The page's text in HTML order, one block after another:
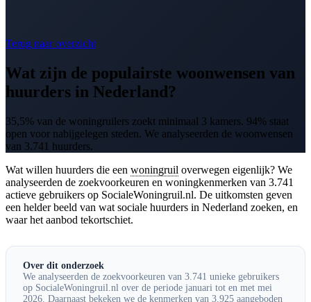
Terug naar overzicht
Wat zijn de populairste woonwensen van
huurders in Nederland?
35,5% van de woningruilers zoekt minimaal 3 kamers. 94% staat
open voor nabijgelegen steden. We analyseerden de woonwensen
van 3.741 huurders.
Wat willen huurders die een woningruil overwegen eigenlijk? We
analyseerden de zoekvoorkeuren en woningkenmerken van 3.741
actieve gebruikers op SocialeWoningruil.nl. De uitkomsten geven
een helder beeld van wat sociale huurders in Nederland zoeken, en
waar het aanbod tekortschiet.
Over dit onderzoek
We analyseerden de zoekvoorkeuren van 3.741 unieke gebruikers
op SocialeWoningruil.nl over de periode januari tot en met mei
2026. Daarnaast bekeken we de kenmerken van 3.925 aangeboden